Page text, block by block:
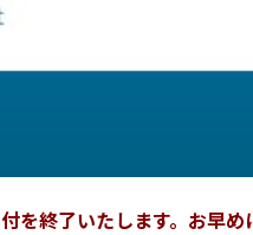
終了いたします。お早め